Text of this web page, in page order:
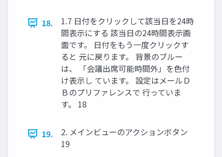
18.
1.7 日付をクリックして該当日を24時
間表示にする 該当日の24時間表示画
面です。 日付をもう一度クリックす
ると 元に戻ります。 背景のブルー
は、 「会議出席可能時間外」を色付
け表示し ています。 設定はメールＤ
Ｂのプリファレンスで 行っていま
す。 18
19.
2. メインビューのアクションボタン
19